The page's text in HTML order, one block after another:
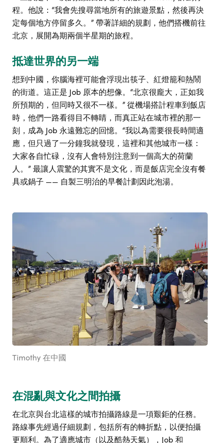
程。他說：“我會先搜尋當地所有的旅遊景點，然後再決
定每個地方停留多久。” 帶著詳細的規劃，他們搭機前往
北京，展開為期兩個半星期的旅程。
抵達世界的另一端
想到中國，你腦海裡可能會浮現出筷子、紅燈籠和熱鬧
的街道。這正是 Job 原本的想像。“北京很龐大，正如我
所預期的，但同時又很不一樣。” 從機場搭計程車到飯店
時，他們一路看得目不轉睛，而真正站在城市裡的那一
刻，成為 Job 永遠難忘的回憶。“我以為需要很長時間適
應，但只過了一分鐘我就發現，這裡和其他城市一樣：
大家各自忙碌，沒有人會特別注意到一個高大的荷蘭
人。” 最讓人震驚的其實不是文化，而是飯店完全沒有餐
具或鍋子 —— 自製三明治的早餐計劃因此泡湯。
Timothy 在中國
在混亂與文化之間拍攝
在北京與台北這樣的城市拍攝路線是一項艱鉅的任務。
路線事先經過仔細規劃，包括所有的轉折點，以便拍攝
更順利。為了適應城市（以及酷熱天氣），Job 和